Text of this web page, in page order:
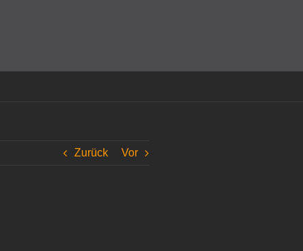
Zurück Vor
dass Cookies gesetzt werden.